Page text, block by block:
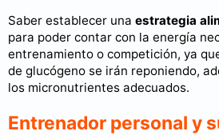
Saber establecer una estrategia
para poder contar con la energía
entrenamiento o competición, ya
de glucógeno se irán reponiendo,
los micronutrientes adecuados.
Entrenador personal y